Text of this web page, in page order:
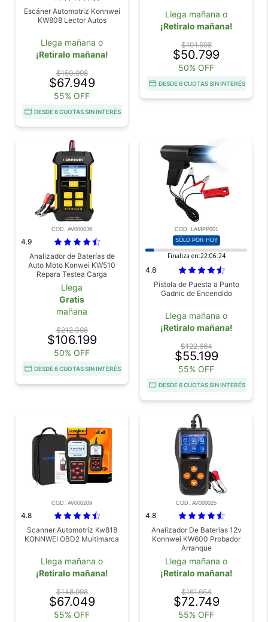
Escáner Automotriz Konnwei
KW808 Lector Autos
Llega mañana o
¡Retiralo mañana!
$150.998
$67.949
55% OFF
DESDE 6 CUOTAS SIN INTERÉS
Llega mañana o
¡Retiralo mañana!
$101.598
$50.799
50% OFF
DESDE 6 CUOTAS SIN INTERÉS
COD. AV000036
4.9
Analizador de Baterías de
Auto Moto Konwei KW510
Repara Testea Carga
Llega
Gratis
mañana
$212.398
$106.199
50% OFF
DESDE 6 CUOTAS SIN INTERÉS
COD. LAMPP001
SÓLO POR HOY
Finaliza en:22:06:23
4.8
Pistola de Puesta a Punto
Gadnic de Encendido
Llega mañana o
¡Retiralo mañana!
$122.664
$55.199
55% OFF
DESDE 6 CUOTAS SIN INTERÉS
COD. AV000209
4.8
Scanner Automotriz Kw818
KONNWEI OBD2 Multimarca
Llega mañana o
¡Retiralo mañana!
$148.998
$67.049
55% OFF
COD. AV000025
4.8
Analizador De Baterias 12v
Konnwei KW600 Probador
Arranque
Llega mañana o
¡Retiralo mañana!
$161.664
$72.749
55% OFF